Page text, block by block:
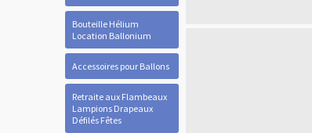
Bouteille Hélium
Location Ballonium
Accessoires pour Ballons
Retraite aux Flambeaux
Lampions Drapeaux
Défilés Fêtes